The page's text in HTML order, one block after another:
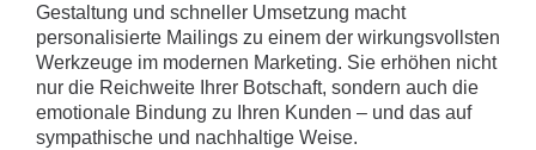
Gestaltung und schneller Umsetzung macht
personalisierte Mailings zu einem der wirkungsvollsten
Werkzeuge im modernen Marketing. Sie erhöhen nicht
nur die Reichweite Ihrer Botschaft, sondern auch die
emotionale Bindung zu Ihren Kunden – und das auf
sympathische und nachhaltige Weise.